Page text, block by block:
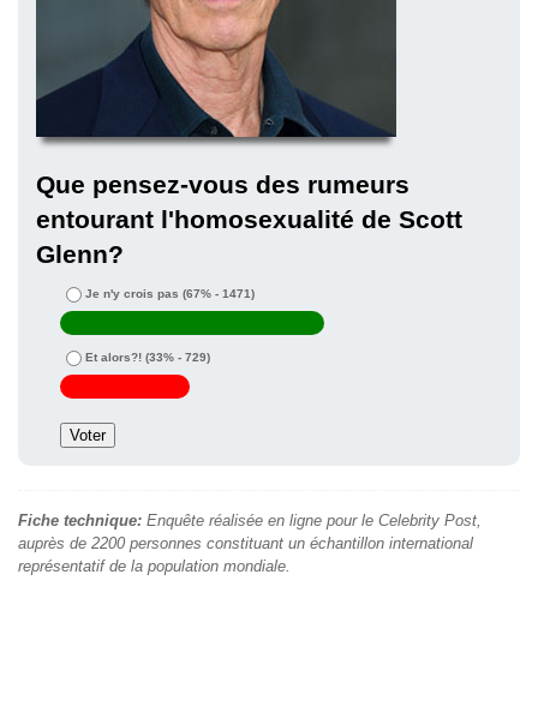
Que pensez-vous des rumeurs
entourant l'homosexualité de Scott
Glenn?
Je n'y crois pas (67% - 1471)
Et alors?! (33% - 729)
Fiche technique: Enquête réalisée en ligne pour le Celebrity Post,
auprès de 2200 personnes constituant un échantillon international
représentatif de la population mondiale.